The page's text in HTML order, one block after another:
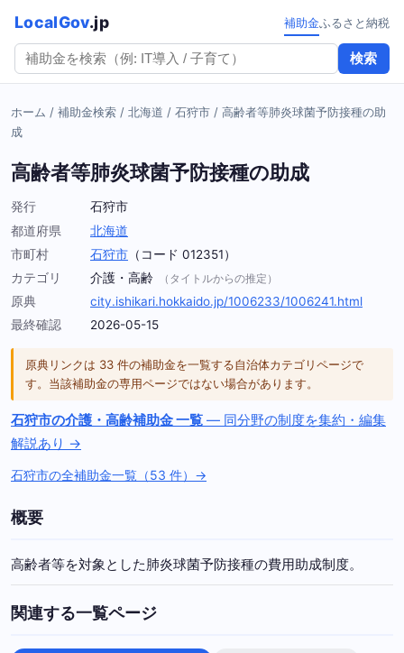
LocalGov.jp
検索
補助金ふるさと納税
ホーム / 補助金検索 / 北海道 / 石狩市 / 高齢者等肺炎球菌予防接種の助
成
高齢者等肺炎球菌予防接種の助成
発行
石狩市
都道府県
北海道
市町村
石狩市 （コード 012351）
カテゴリ
介護・高齢 （タイトルからの推定）
原典
city.ishikari.hokkaido.jp/1006233/1006241.html
最終確認
2026-05-15
原典リンクは 33 件の補助金を一覧する自治体カテゴリページで
す。当該補助金の専用ページではない場合があります。
石狩市の介護・高齢補助金 一覧 — 同分野の制度を集約・編集
解説あり →
石狩市の全補助金一覧（53 件）→
概要
高齢者等を対象とした肺炎球菌予防接種の費用助成制度。
関連する一覧ページ